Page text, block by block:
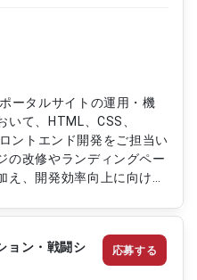
ータルサイトの運用・機
て、HTML、CSS、
ントエンド開発をご担当い
の改修やランディングペー
え、開発効率向上に向けた
サイトのコーディング ・
モックアップの作成 ・ラ
のコーディング ・
ョン・戦闘シ
応募する